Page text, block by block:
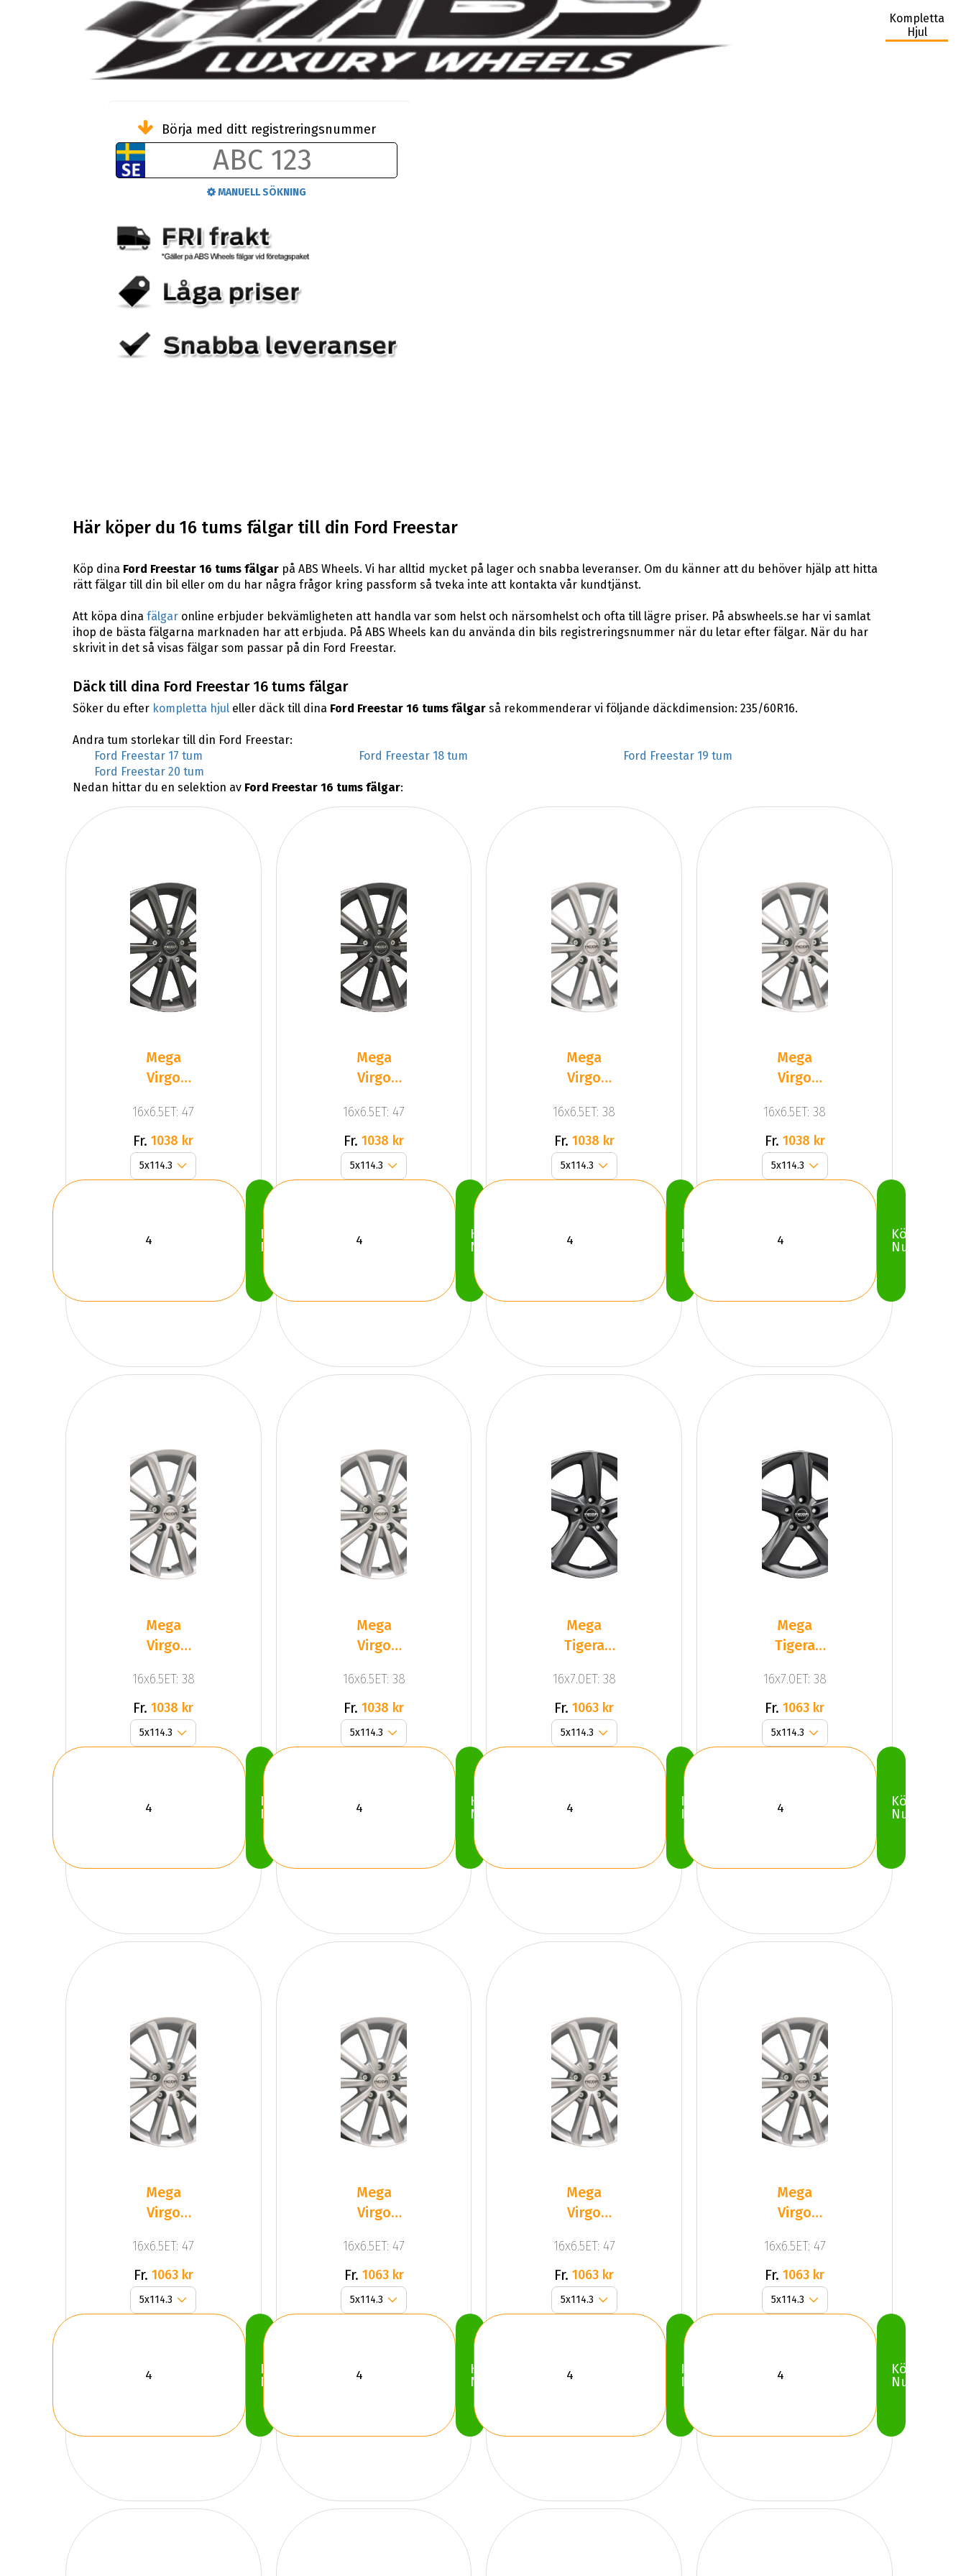
Kompletta
Hjul
Börja med ditt registreringsnummer
MANUELL SÖKNING
Här köper du 16 tums fälgar till din Ford Freestar
Köp dina Ford Freestar 16 tums fälgarpå ABS Wheels. Vi har alltid mycket på lager och snabba leveranser. Om du känner att du behöver hjälp att hitta
rätt fälgar till din bil eller om du har några frågor kring passform så tveka inte att kontakta vår kundtjänst.
Att köpa dina fälgaronline erbjuder bekvämligheten att handla var som helst och närsomhelst och ofta till lägre priser. På abswheels.se har vi samlat
ihop de bästa fälgarna marknaden har att erbjuda. På ABS Wheels kan du använda din bils registreringsnummer när du letar efter fälgar. När du har
skrivit in det så visas fälgar som passar på din Ford Freestar.
Däck till dina Ford Freestar 16 tums fälgar
Söker du efter kompletta hjuleller däck till dina Ford Freestar 16 tums fälgarså rekommenderar vi följande däckdimension: 235/60R16.
Andra tum storlekar till din Ford Freestar:
Ford Freestar 17 tum
Ford Freestar 18 tum
Ford Freestar 19 tum
Ford Freestar 20 tum
Nedan hittar du en selektion av Ford Freestar 16 tums fälgar:
Mega
Virgo
Anthracite
Grey
16x6.5ET: 47
Fr. 1038 kr
Köp
Nu
Mega
Virgo
Anthracite
Grey
16x6.5ET: 47
Fr. 1038 kr
Köp
Nu
Mega
Virgo
16x6.5ET: 38
Fr. 1038 kr
Köp
Nu
Mega
Virgo
16x6.5ET: 38
Fr. 1038 kr
Köp
Nu
Mega
Virgo
16x6.5ET: 38
Fr. 1038 kr
Köp
Nu
Mega
Virgo
16x6.5ET: 38
Fr. 1038 kr
Köp
Nu
Mega
Tigera
Anthracite
Gr
16x7.0ET: 38
Fr. 1063 kr
Köp
Nu
Mega
Tigera
Anthracite
Gr
16x7.0ET: 38
Fr. 1063 kr
Köp
Nu
Mega
Virgo
16x6.5ET: 47
Fr. 1063 kr
Köp
Nu
Mega
Virgo
16x6.5ET: 47
Fr. 1063 kr
Köp
Nu
Mega
Virgo
16x6.5ET: 47
Fr. 1063 kr
Köp
Nu
Mega
Virgo
16x6.5ET: 47
Fr. 1063 kr
Köp
Nu